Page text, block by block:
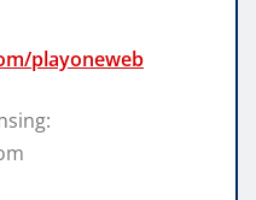
playoneweb